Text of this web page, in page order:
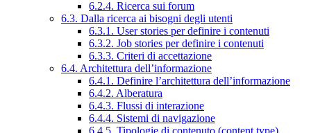
6.2.4. Ricerca sui forum
6.3. Dalla ricerca ai bisogni degli utenti
6.3.1. User stories per definire i contenuti
6.3.2. Job stories per definire i contenuti
6.3.3. Criteri di accettazione
6.4. Architettura dell’informazione
6.4.1. Definire l’architettura dell’informazione
6.4.2. Alberatura
6.4.3. Flussi di interazione
6.4.4. Sistemi di navigazione
6.4.5. Tipologie di contenuto (content type)